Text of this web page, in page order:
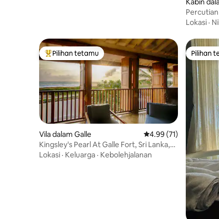
dengan
Lokasi ·
Pilihan utama tetamu
Pilihan tetamu
Vila dalam Galle Penarafan purata
4.99 (71)
Kingsley's Pearl At Galle Fort, Sri Lanka,
Ada Kakitangan
Lokasi · Keluarga · Kebolehjalanan
Pilihan
Pilihan